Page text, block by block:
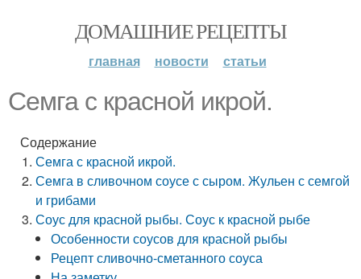
ДОМАШНИЕ РЕЦЕПТЫ
главная новости статьи
Семга с красной икрой.
Содержание
Семга с красной икрой.
Семга в сливочном соусе с сыром. Жульен с семгой
и грибами
Соус для красной рыбы. Соус к красной рыбе
Особенности соусов для красной рыбы
Рецепт сливочно-сметанного соуса